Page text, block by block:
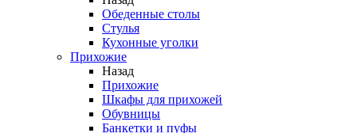
Обеденные столы
Стулья
Кухонные уголки
Прихожие
Назад
Прихожие
Шкафы для прихожей
Обувницы
Банкетки и пуфы